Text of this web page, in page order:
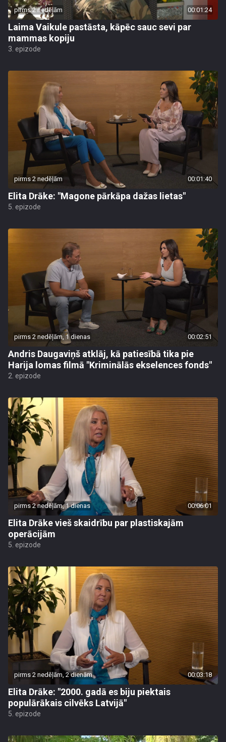
pirms 2 nedēļām 00:01:24
Laima Vaikule pastāsta, kāpēc sauc sevi par
mammas kopiju
3. epizode
pirms 2 nedēļām 00:01:40
Elita Drāke: "Magone pārkāpa dažas lietas"
5. epizode
pirms 2 nedēļām, 1 dienas 00:02:51
Andris Daugaviņš atklāj, kā patiesībā tika pie
Harija lomas filmā "Kriminālās ekselences fonds"
2. epizode
pirms 2 nedēļām, 1 dienas 00:06:01
Elita Drāke vieš skaidrību par plastiskajām
operācijām
5. epizode
pirms 2 nedēļām, 2 dienām 00:03:18
Elita Drāke: "2000. gadā es biju piektais
populārākais cilvēks Latvijā"
5. epizode